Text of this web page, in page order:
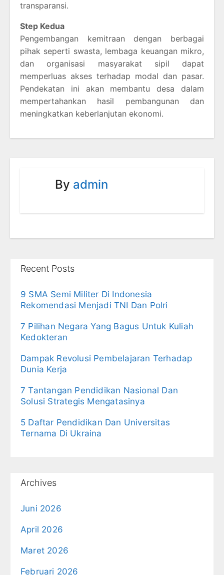
transparansi.
Step Kedua
Pengembangan kemitraan dengan berbagai
pihak seperti swasta, lembaga keuangan mikro,
dan organisasi masyarakat sipil dapat
memperluas akses terhadap modal dan pasar.
Pendekatan ini akan membantu desa dalam
mempertahankan hasil pembangunan dan
meningkatkan keberlanjutan ekonomi.
By admin
Recent Posts
9 SMA Semi Militer Di Indonesia
Rekomendasi Menjadi TNI Dan Polri
7 Pilihan Negara Yang Bagus Untuk Kuliah
Kedokteran
Dampak Revolusi Pembelajaran Terhadap
Dunia Kerja
7 Tantangan Pendidikan Nasional Dan
Solusi Strategis Mengatasinya
5 Daftar Pendidikan Dan Universitas
Ternama Di Ukraina
Archives
Juni 2026
April 2026
Maret 2026
Februari 2026